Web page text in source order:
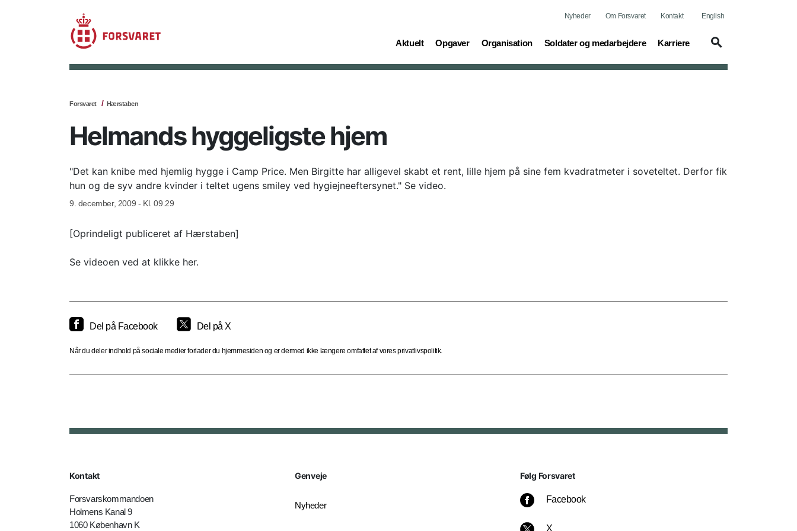
Nyheder Om Forsvaret Kontakt English
Aktuelt
(current) Opgaver
(current) Organisation
(current) Soldater og medarbejdere
(current) Karriere
(current)
Forsvaret Hærstaben
Helmands hyggeligste hjem
"Det kan knibe med hjemlig hygge i Camp Price. Men Birgitte har alligevel skabt et rent, lille hjem på sine fem kvadratmeter i soveteltet. Derfor fik
hun og de syv andre kvinder i teltet ugens smiley ved hygiejneeftersynet." Se video.
9. december, 2009 - Kl. 09.29
[Oprindeligt publiceret af Hærstaben]
Se videoen ved at klikke her.
Del på Facebook Del på X
Når du deler indhold på sociale medier forlader du hjemmesiden og er dermed ikke længere omfattet af vores privatlivspolitik.
Kontakt
Forsvarskommandoen
Holmens Kanal 9
1060 København K
Genveje
Nyheder
Følg Forsvaret
Facebook
X